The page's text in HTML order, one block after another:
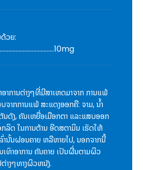
ວຍ:
ອາການຕ່າງໆທີ່ມີສາເຫດມາຈາກ ການແພ້
ບຈາກການແພ້ ສະແດງອອກຄື: ຈາມ, ນໍ້າ
ນດັງ, ຄັນເຫຍື່ອເມືອກຕາ ແລະແສບອອກ
ລິດ ໃນການຕ້ານ ອີດສຕາມິນ ເຮັດໃຫ້
ານັ້ນຜ່ອນຄາຍ ຫລືຫາຍໄປ, ນອກຈາກນີ້
ທົາອາການ ຄັນຄາຍ ເປັນຜື່ນຕາມຜິວ
າງໆທາງຜິວຫນັງ.